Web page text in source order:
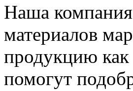
Наша компания
материалов
продукцию
помогут